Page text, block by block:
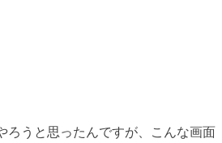
ろうと思ったんですが、こんな画面